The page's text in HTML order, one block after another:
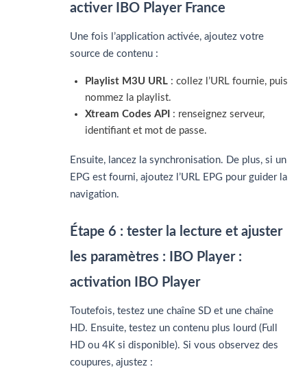
activer IBO Player France
Une fois l’application activée, ajoutez votre
source de contenu :
Playlist M3U URL : collez l’URL fournie, puis
nommez la playlist.
Xtream Codes API : renseignez serveur,
identifiant et mot de passe.
Ensuite, lancez la synchronisation. De plus, si un
EPG est fourni, ajoutez l’URL EPG pour guider la
navigation.
Étape 6 : tester la lecture et ajuster
les paramètres : IBO Player :
activation IBO Player
Toutefois, testez une chaîne SD et une chaîne
HD. Ensuite, testez un contenu plus lourd (Full
HD ou 4K si disponible). Si vous observez des
coupures, ajustez :